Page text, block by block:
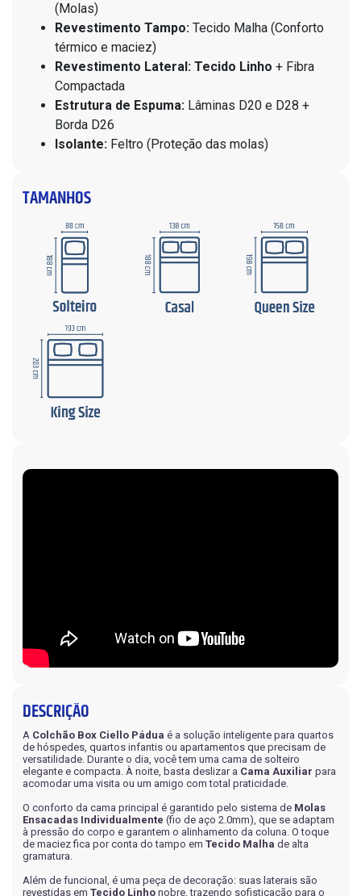
(Molas)
Revestimento Tampo: Tecido Malha (Conforto
térmico e maciez)
Revestimento Lateral: Tecido Linho + Fibra
Compactada
Estrutura de Espuma: Lâminas D20 e D28 +
Borda D26
Isolante: Feltro (Proteção das molas)
TAMANHOS
DESCRIÇÃO
A Colchão Box Ciello Pádua é a solução inteligente para quartos
de hóspedes, quartos infantis ou apartamentos que precisam de
versatilidade. Durante o dia, você tem uma cama de solteiro
elegante e compacta. À noite, basta deslizar a Cama Auxiliar para
acomodar uma visita ou um amigo com total praticidade.
O conforto da cama principal é garantido pelo sistema de Molas
Ensacadas Individualmente (fio de aço 2.0mm), que se adaptam
à pressão do corpo e garantem o alinhamento da coluna. O toque
de maciez fica por conta do tampo em Tecido Malha de alta
gramatura.
Além de funcional, é uma peça de decoração: suas laterais são
revestidas em Tecido Linho nobre, trazendo sofisticação para o